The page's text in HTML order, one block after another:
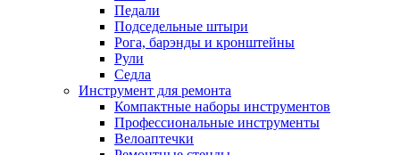
Педали
Подседельные штыри
Рога, барэнды и кронштейны
Рули
Седла
Инструмент для ремонта
Компактные наборы инструментов
Профессиональные инструменты
Велоаптечки